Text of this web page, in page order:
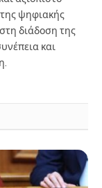
ψηφιακής
διάδοση της
και